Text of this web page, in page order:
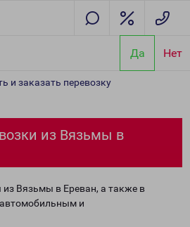
Да Нет
и заказать перевозку
из Вязьмы в
из Вязьмы в Ереван, а также в
автомобильным и